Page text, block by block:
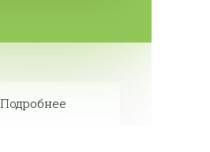
Подробнее